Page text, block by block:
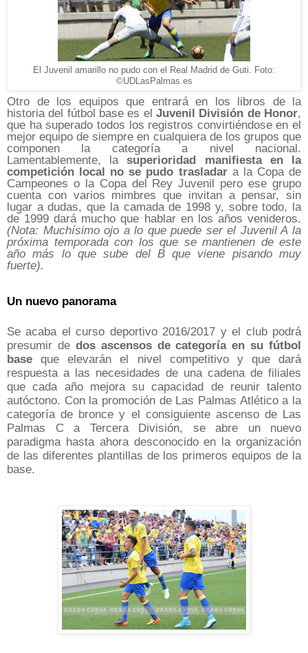
El Juvenil amarillo no pudo con el Real Madrid de Guti. Foto:
©UDLasPalmas.es
Otro de los equipos que entrará en los libros de la
historia del fútbol base es el Juvenil División de Honor,
que ha superado todos los registros convirtiéndose en el
mejor equipo de siempre en cualquiera de los grupos que
componen la categoría a nivel nacional.
Lamentablemente, lasuperioridad manifiesta en la
competición local no se pudo trasladar a la Copa de
Campeones o la Copa del Rey Juvenil pero ese grupo
cuenta con varios mimbres que invitan a pensar, sin
lugar a dudas, que la camada de 1998 y, sobre todo, la
de 1999 dará mucho que hablar en los años venideros.
(Nota: Muchísimo ojo a lo que puede ser el Juvenil A la
próxima temporada con los que se mantienen de este
año más lo que sube del B que viene pisando muy
fuerte).
Un nuevo panorama
Se acaba el curso deportivo 2016/2017 y el club podrá
presumir de dos ascensos de categoría en su fútbol
base que elevarán el nivel competitivo y que dará
respuesta a las necesidades de una cadena de filiales
que cada año mejora su capacidad de reunir talento
autóctono. Con la promoción de Las Palmas Atlético a la
categoría de bronce y el consiguiente ascenso de Las
Palmas C a Tercera División, se abre un nuevo
paradigma hasta ahora desconocido en la organización
de las diferentes plantillas de los primeros equipos de la
base.